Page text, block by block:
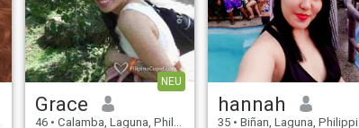
NEU
Grace
46 • Calamba, Laguna, Philippinen
hannah
35 • Biñan, Laguna, Philippinen